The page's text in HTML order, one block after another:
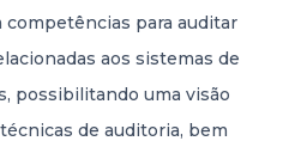
para auditar
aos sistemas de
possibilitando uma visão
de auditoria, bem